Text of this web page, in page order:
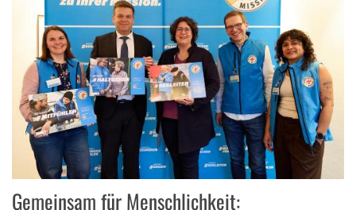
Gemeinsam für Menschlichkeit: